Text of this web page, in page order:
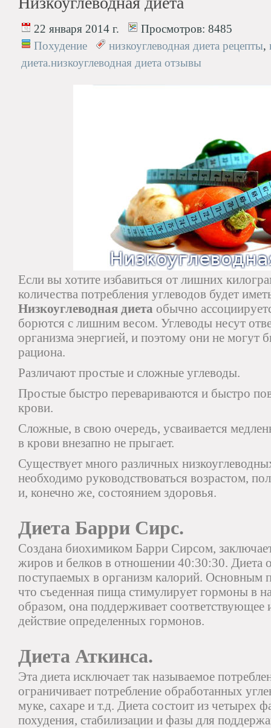
22 января 2014 г. Просмотров: 8485
Похудение
низкоуглеводная диета рецепты,
диета.низкоуглеводная диета отзывы
Если вы хотите избавиться от лишних
количества потребления углеводов будет
Низкоуглеводная диета обычно
борются с лишним весом. Углеводы несут
организма энергией, и поэтому они не могут
рациона.
Различают простые и сложные углеводы.
Простые быстро перевариваются и быстро
крови.
Сложные, в свою очередь, усваивается
в крови внезапно не прыгает.
Существует много различных
необходимо руководствоваться возрастом,
и, конечно же, состоянием здоровья.
Диета Барри Сирс.
Создана биохимиком Барри Сирсом,
жиров и белков в отношении 40:30:30. Диета
поступаемых в организм калорий. Основным
что съеденная пища стимулирует гормоны в
образом, она поддерживает
действие определенных гормонов.
Диета Аткинса.
Эта диета исключает так называемое
ограничивает потребление обработанных
муке, сахаре и т.д. Диета состоит из четырех
похудения, стабилизации и фазы для